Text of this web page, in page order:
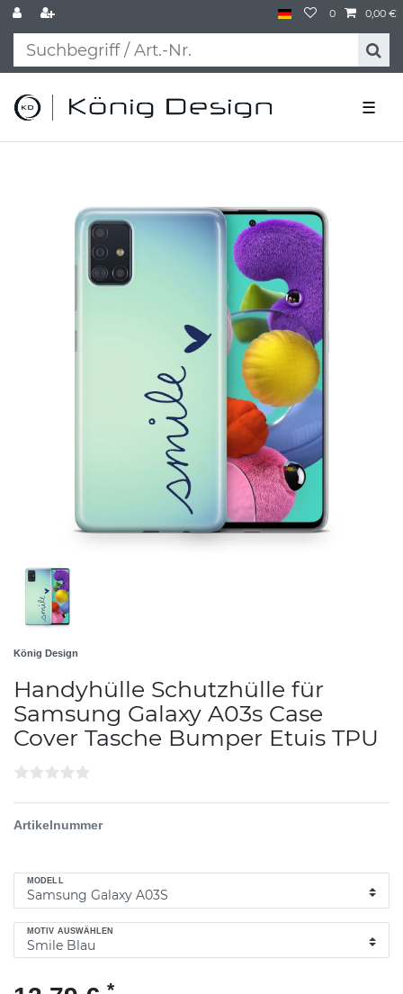
0 0,00 €
☰
König Design
Handyhülle Schutzhülle für
Samsung Galaxy A03s Case
Cover Tasche Bumper Etuis TPU
Artikelnummer
MODELL
MOTIV AUSWÄHLEN
*